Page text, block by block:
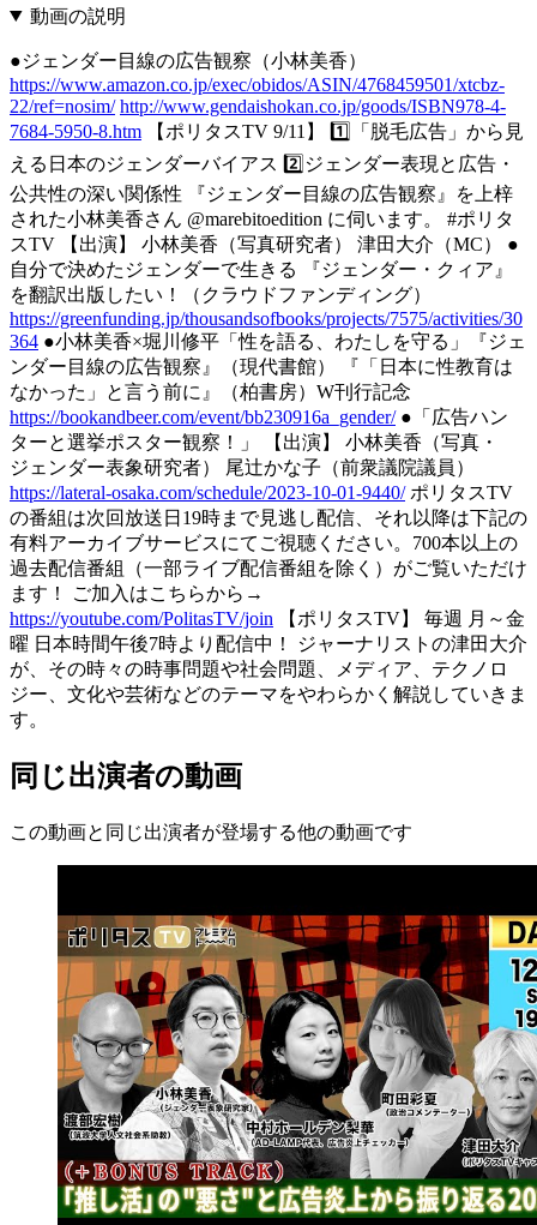
動画の説明
●ジェンダー目線の広告観察（小林美香）
https://www.amazon.co.jp/exec/obidos/ASIN/4768459501/xtcbz-
22/ref=nosim/ http://www.gendaishokan.co.jp/goods/ISBN978-4-
7684-5950-8.htm 【ポリタスTV 9/11】 1️⃣「脱毛広告」から見
える日本のジェンダーバイアス 2️⃣ジェンダー表現と広告・
公共性の深い関係性 『ジェンダー目線の広告観察』を上梓
された小林美香さん @marebitoedition に伺います。 #ポリタ
スTV 【出演】 小林美香（写真研究者） 津田大介（MC） ●
自分で決めたジェンダーで生きる 『ジェンダー・クィア』
を翻訳出版したい！（クラウドファンディング）
https://greenfunding.jp/thousandsofbooks/projects/7575/activities/30
364 ●小林美香×堀川修平「性を語る、わたしを守る」『ジェ
ンダー目線の広告観察』（現代書館） 『「日本に性教育は
なかった」と言う前に』（柏書房）W刊行記念
https://bookandbeer.com/event/bb230916a_gender/●「広告ハン
ターと選挙ポスター観察！」 【出演】 小林美香（写真・
ジェンダー表象研究者） 尾辻かな子（前衆議院議員）
https://lateral-osaka.com/schedule/2023-10-01-9440/ポリタスTV
の番組は次回放送日19時まで見逃し配信、それ以降は下記の
有料アーカイブサービスにてご視聴ください。700本以上の
過去配信番組（一部ライブ配信番組を除く）がご覧いただけ
ます！ ご加入はこちらから→
https://youtube.com/PolitasTV/join 【ポリタスTV】 毎週 月～金
曜 日本時間午後7時より配信中！ ジャーナリストの津田大介
が、その時々の時事問題や社会問題、メディア、テクノロ
ジー、文化や芸術などのテーマをやわらかく解説していきま
す。
同じ出演者の動画
この動画と同じ出演者が登場する他の動画です